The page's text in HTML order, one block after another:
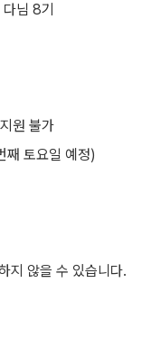
님 8기
원 불가
째 토요일 예정)
지 않을 수 있습니다.